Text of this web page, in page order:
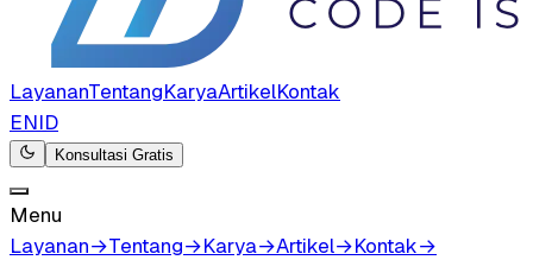
LayananTentangKaryaArtikelKontak
ENID
Konsultasi Gratis
Menu
Layanan→Tentang→Karya→Artikel→Kontak→